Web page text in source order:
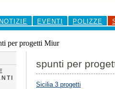
NOTIZIE EVENTI POLIZZE
per progetti Miur
spunti per
Sicilia 3 progetti